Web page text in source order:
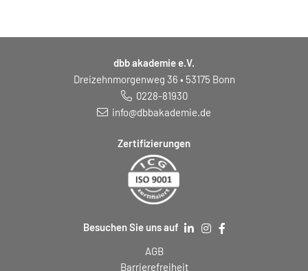
dbb akademie e.V.
Dreizehnmorgenweg 36 • 53175 Bonn
0228-81930
info@dbbakademie.de
Zertifizierungen
Besuchen Sie uns auf
AGB
Barrierefreiheit